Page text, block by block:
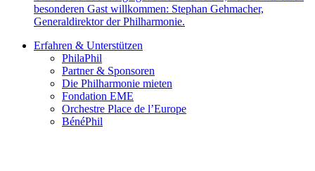
besonderen Gast willkommen: Stephan Gehmacher,
Generaldirektor der Philharmonie.
Erfahren & Unterstützen
PhilaPhil
Partner & Sponsoren
Die Philharmonie mieten
Fondation EME
Orchestre Place de l’Europe
BénéPhil